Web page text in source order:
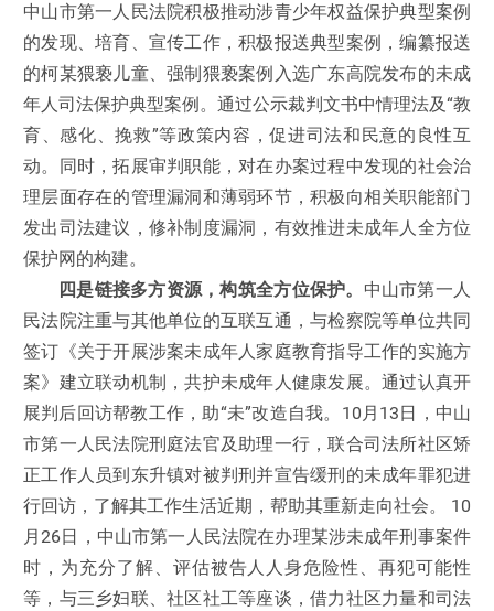
中山市第一人民法院积极推动涉青少年权益保护典型案例
的发现、培育、宣传工作，积极报送典型案例，编纂报送
的柯某猥亵儿童、强制猥亵案例入选广东高院发布的未成
年人司法保护典型案例。通过公示裁判文书中情理法及“教
育、感化、挽救”等政策内容，促进司法和民意的良性互
动。同时，拓展审判职能，对在办案过程中发现的社会治
理层面存在的管理漏洞和薄弱环节，积极向相关职能部门
发出司法建议，修补制度漏洞，有效推进未成年人全方位
保护网的构建。
四是链接多方资源，构筑全方位保护。 中山市第一人
民法院注重与其他单位的互联互通，与检察院等单位共同
签订《关于开展涉案未成年人家庭教育指导工作的实施方
案》建立联动机制，共护未成年人健康发展。通过认真开
展判后回访帮教工作，助“未”改造自我。10月13日，中山
市第一人民法院刑庭法官及助理一行，联合司法所社区矫
正工作人员到东升镇对被判刑并宣告缓刑的未成年罪犯进
行回访，了解其工作生活近期，帮助其重新走向社会。 10
月26日，中山市第一人民法院在办理某涉未成年刑事案件
时，为充分了解、评估被告人人身危险性、再犯可能性
等，与三乡妇联、社区社工等座谈，借力社区力量和司法